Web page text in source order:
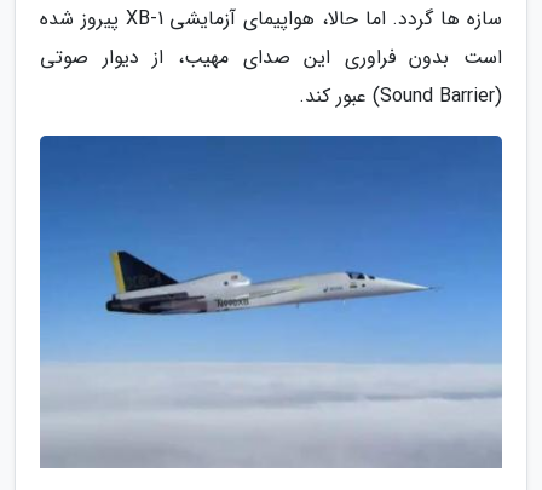
سازه ها گردد. اما حالا، هواپیمای آزمایشی XB-1 پیروز شده
است بدون فراوری این صدای مهیب، از دیوار صوتی
(Sound Barrier) عبور کند.